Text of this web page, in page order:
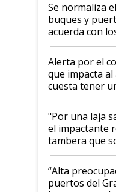
Se normaliza
buques y
acuerda con
suspende el
desregulación
Alerta por el
que impacta
cuesta tener
y el peligro
pase a ser
"Por una laja
el impactante
tambera que
tornado
“Alta
puertos del